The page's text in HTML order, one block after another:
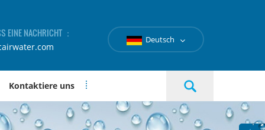
EINE NACHRICHT ：
Deutsch
Kontaktiere uns